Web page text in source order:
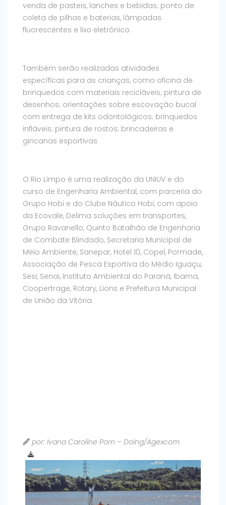
venda de pasteis, lanches e bebidas; ponto de
coleta de pilhas e baterias, lâmpadas
fluorescentes e lixo eletrônico.
Também serão realizadas atividades
específicas para as crianças, como oficina de
brinquedos com materiais recicláveis; pintura de
desenhos; orientações sobre escovação bucal
com entrega de kits odontológicos; brinquedos
infláveis; pintura de rostos; brincadeiras e
gincanas esportivas
O Rio Limpo é uma realização da UNIUV e do
curso de Engenharia Ambiental, com parceria do
Grupo Hobi e do Clube Náutico Hobi, com apoio
da Ecovale, Delima soluções em transportes,
Grupo Ravanello, Quinto Batalhão de Engenharia
de Combate Blindado, Secretaria Municipal de
Meio Ambiente, Sanepar, Hotel 10, Copel, Pormade,
Associação de Pesca Esportiva do Médio Iguaçu,
Sesi, Senai, Instituto Ambiental do Paraná, Ibama,
Coopertrage, Rotary, Lions e Prefeitura Municipal
de União da Vitória.
por: Ivana Caroline Porn – Doing/Agexcom